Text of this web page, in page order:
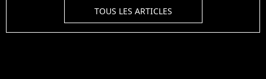
TOUS LES ARTICLES